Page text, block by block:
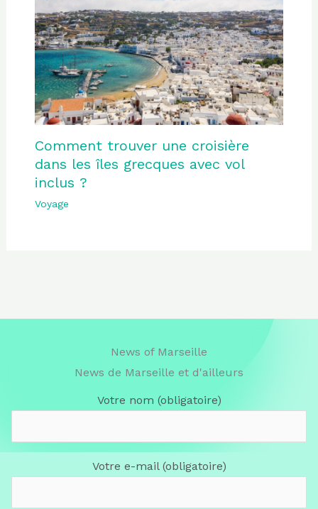
Comment trouver une croisière
dans les îles grecques avec vol
inclus ?
Voyage
News of Marseille
News de Marseille et d'ailleurs
Votre nom (obligatoire)
Votre e-mail (obligatoire)